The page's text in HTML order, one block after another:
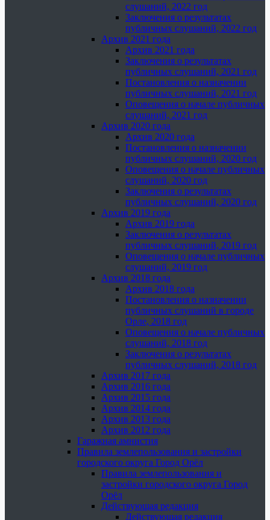
слушаний, 2022 год
Заключения о результатах
публичных слушаний, 2022 год
Архив 2021 года
Архив 2021 года
Заключения о результатах
публичных слушаний, 2021 год
Постановления о назначении
публичных слушаний, 2021 год
Оповещения о начале публичных
слушаний, 2021 год
Архив 2020 года
Архив 2020 года
Постановления о назначении
публичных слушаний, 2020 год
Оповещения о начале публичных
слушаний, 2020 год
Заключения о результатах
публичных слушаний, 2020 год
Архив 2019 года
Архив 2019 года
Заключения о результатах
публичных слушаний, 2019 год
Оповещения о начале публичных
слушаний, 2019 год
Архив 2018 года
Архив 2018 года
Постановления о назначении
публичных слушаний в городе
Орле, 2018 год
Оповещения о начале публичных
слушаний, 2018 год
Заключения о результатах
публичных слушаний, 2018 год
Архив 2017 года
Архив 2016 года
Архив 2015 года
Архив 2014 года
Архив 2013 года
Архив 2012 года
Гаражная амнистия
Правила землепользования и застройки
городского округа Город Орёл
Правила землепользования и
застройки городского округа Город
Орёл
Действующая редакция
Действующая редакция